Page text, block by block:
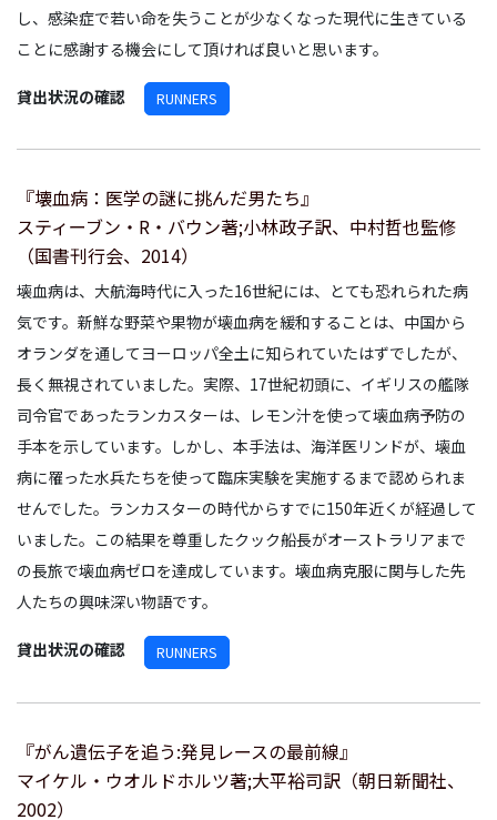
し、感染症で若い命を失うことが少なくなった現代に生きている
ことに感謝する機会にして頂ければ良いと思います。
貸出状況の確認 RUNNERS
『壊血病：医学の謎に挑んだ男たち』
スティーブン・R・バウン著;小林政子訳、中村哲也監修
（国書刊行会、2014）
壊血病は、大航海時代に入った16世紀には、とても恐れられた病
気です。新鮮な野菜や果物が壊血病を緩和することは、中国から
オランダを通してヨーロッパ全土に知られていたはずでしたが、
長く無視されていました。実際、17世紀初頭に、イギリスの艦隊
司令官であったランカスターは、レモン汁を使って壊血病予防の
手本を示しています。しかし、本手法は、海洋医リンドが、壊血
病に罹った水兵たちを使って臨床実験を実施するまで認められま
せんでした。ランカスターの時代からすでに150年近くが経過して
いました。この結果を尊重したクック船長がオーストラリアまで
の長旅で壊血病ゼロを達成しています。壊血病克服に関与した先
人たちの興味深い物語です。
貸出状況の確認 RUNNERS
『がん遺伝子を追う:発見レースの最前線』
マイケル・ウオルドホルツ著;大平裕司訳（朝日新聞社、
2002）